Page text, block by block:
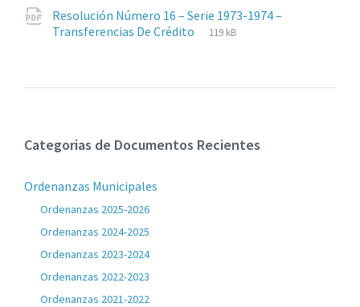
Resolución Número 16 – Serie 1973-1974 –
Transferencias De Crédito
Extensiones
pdf
Tamaño
119 kB
Categorias de Documentos Recientes
Ordenanzas Municipales
Ordenanzas 2025-2026
Ordenanzas 2024-2025
Ordenanzas 2023-2024
Ordenanzas 2022-2023
Ordenanzas 2021-2022